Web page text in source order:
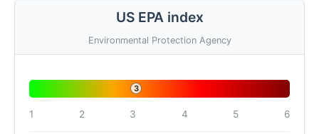
US EPA index
Environmental Protection Agency
3
1 2 3 4 5 6